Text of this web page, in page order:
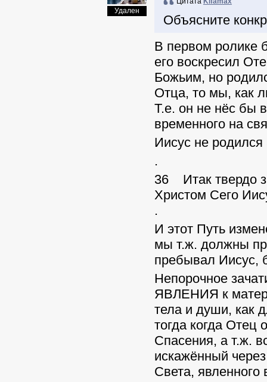
Удален
Объясните
В первом ролике
его воскресил
Божьим, но
Отца, то мы, как
Т.е. он не нёс бы
временного на
Иисус не
.
36 Итак твердо
Христом Сего
.
И этот Путь
мы т.ж. должны
пребывал Иисус,
Непорочное
ЯВЛЕНИЯ к
тела и души, как
тогда когда Отец
Спасения, а т.ж.
искажённый
Света, явленного